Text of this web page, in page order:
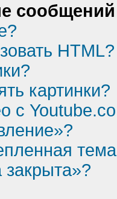
HTML?
картинки?
с
закрыта»?